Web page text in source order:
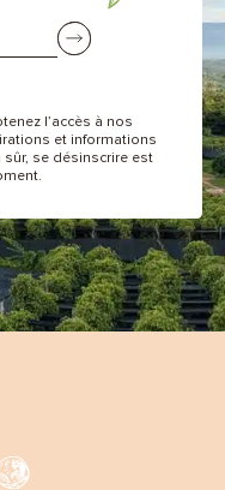
l’accès à nos
et informations
se désinscrire est